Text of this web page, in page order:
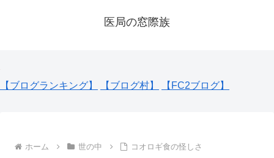
医局の窓際族
【ブログランキング】 【ブログ村】 【FC2ブログ】
ホーム 世の中 コオロギ食の怪しさ